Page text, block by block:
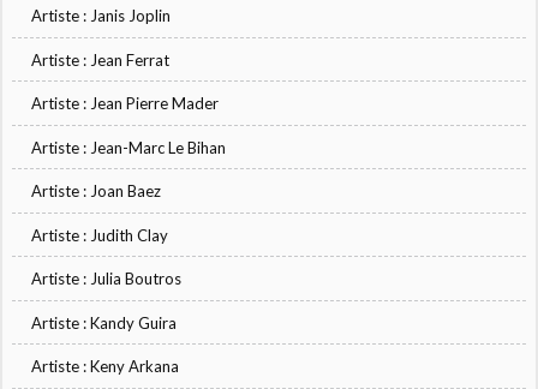
Artiste : Janis Joplin
Artiste : Jean Ferrat
Artiste : Jean Pierre Mader
Artiste : Jean-Marc Le Bihan
Artiste : Joan Baez
Artiste : Judith Clay
Artiste : Julia Boutros
Artiste : Kandy Guira
Artiste : Keny Arkana